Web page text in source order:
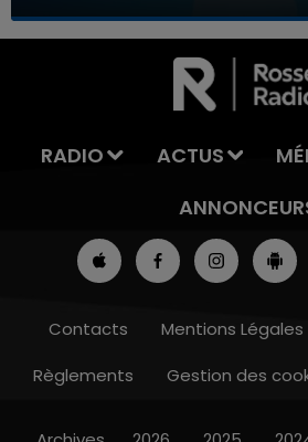
LA TEAM DE L'ÉTÉ
RADIO ACTUS
Contacts Mentions Légales
Règlements
Gestion des